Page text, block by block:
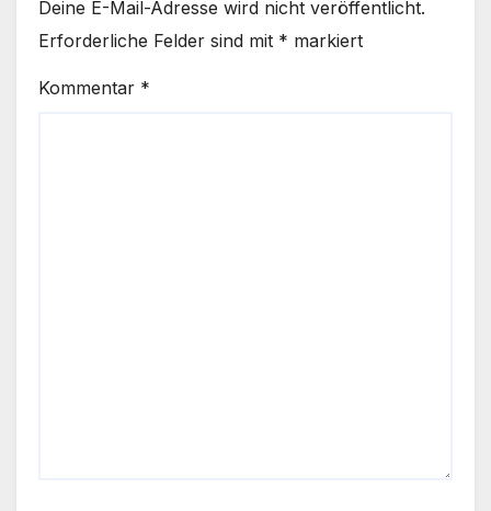
Deine E-Mail-Adresse wird nicht veröffentlicht.
Erforderliche Felder sind mit * markiert
Kommentar *